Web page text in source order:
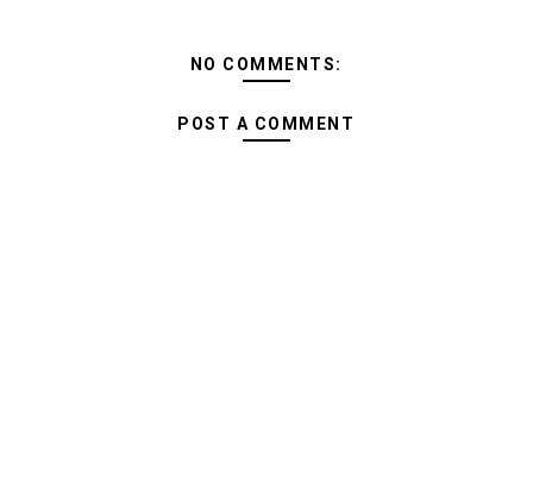
NO COMMENTS:
POST A COMMENT